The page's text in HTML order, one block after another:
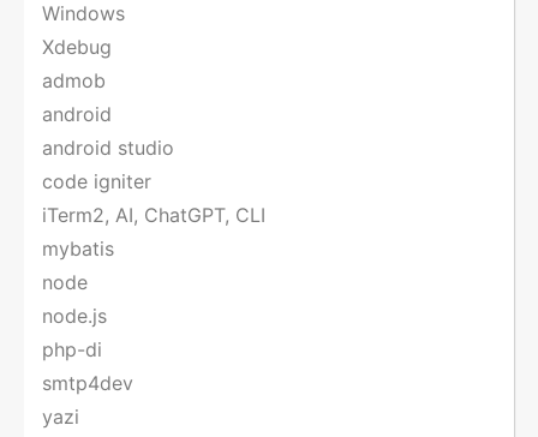
Windows
Xdebug
admob
android
android studio
code igniter
iTerm2, AI, ChatGPT, CLI
mybatis
node
node.js
php-di
smtp4dev
yazi